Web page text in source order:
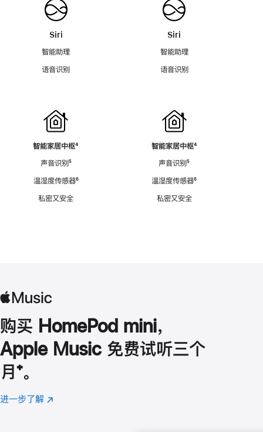
Siri
智能助理
语音识别
智能家居中枢脚
⁴
声音识别脚
⁵
温湿度传感器脚
⁶
私密又安全
Siri
智能助理
语音识别
智能家居中枢脚
⁴
声音识别脚
⁵
温湿度传感器脚
⁶
私密又安全
购买 HomePod mini，
Apple Music 免费试听三个
月 脚
注
⁺。
进一步了解 Apple
(在